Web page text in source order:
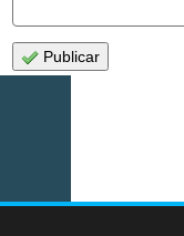
Publicar